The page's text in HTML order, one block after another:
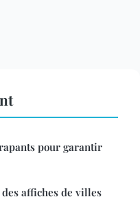
pour garantir
affiches de villes